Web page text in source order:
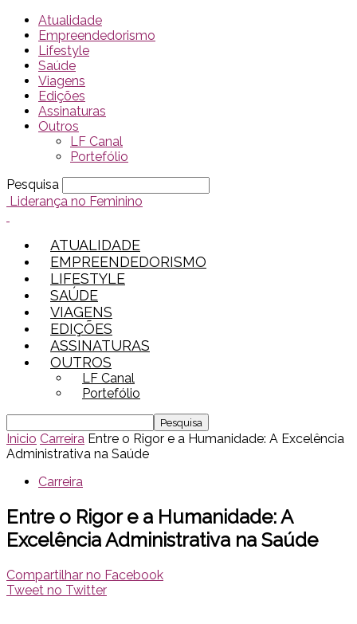
Atualidade
Empreendedorismo
Lifestyle
Saúde
Viagens
Edições
Assinaturas
Outros
LF Canal
Portefólio
Pesquisa
Liderança no Feminino
ATUALIDADE
EMPREENDEDORISMO
LIFESTYLE
SAÚDE
VIAGENS
EDIÇÕES
ASSINATURAS
OUTROS
LF Canal
Portefólio
Inicio Carreira Entre o Rigor e a Humanidade: A Excelência
Administrativa na Saúde
Carreira
Entre o Rigor e a Humanidade: A
Excelência Administrativa na Saúde
Compartilhar no Facebook
Tweet no Twitter